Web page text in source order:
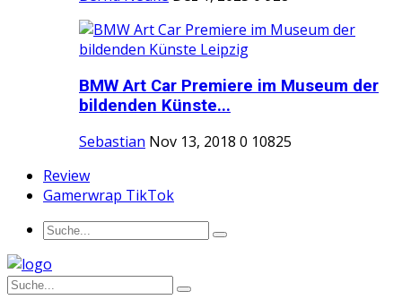
BMW Art Car Premiere im Museum der
bildenden Künste...
Sebastian Nov 13, 2018 0 10825
Review
Gamerwrap TikTok